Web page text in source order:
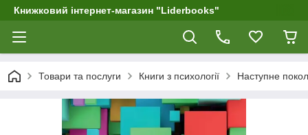
Книжковий інтернет-магазин "Liderbooks"
Товари та послуги Книги з психології Наступне